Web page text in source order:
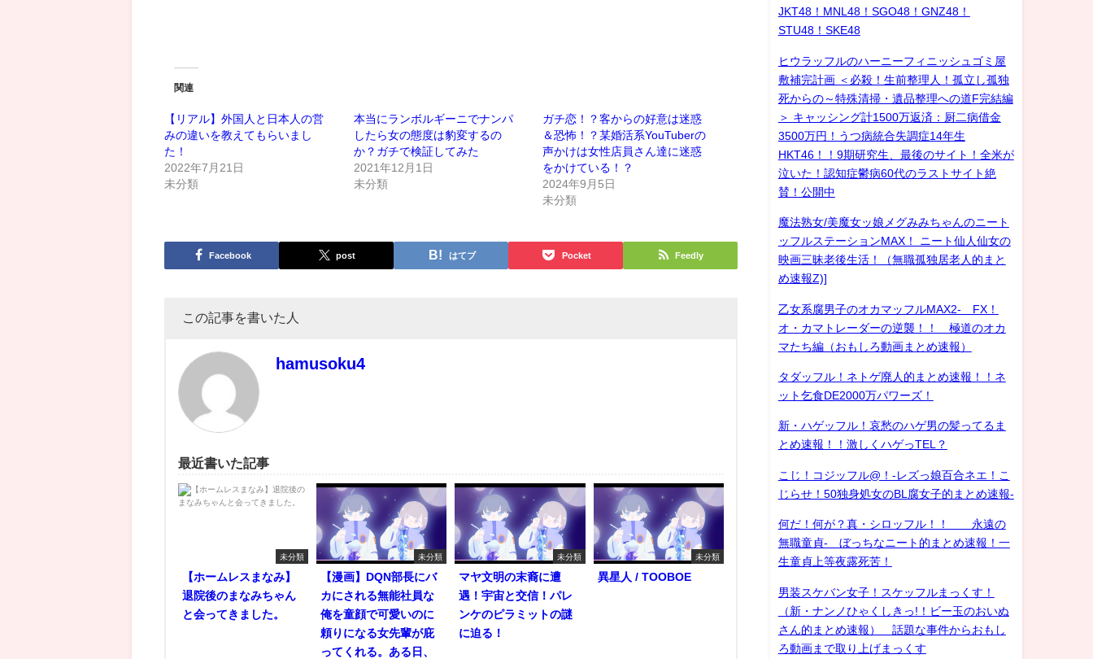
関連
【リアル】外国人と日本人の営
みの違いを教えてもらいまし
た！
2022年7月21日
未分類
本当にランボルギーニでナンパ
したら女の態度は豹変するの
か？ガチで検証してみた
2021年12月1日
未分類
ガチ恋！？客からの好意は迷惑
＆恐怖！？某婚活系YouTuberの
声かけは女性店員さん達に迷惑
をかけている！？
2024年9月5日
未分類
Facebook post はてブ Pocket Feedly
この記事を書いた人
hamusoku4
最近書いた記事
未分類
【ホームレスまなみ】
退院後のまなみちゃん
と会ってきました。
未分類
【漫画】DQN部長にバ
カにされる無能社員な
俺を童顔で可愛いのに
頼りになる女先輩が庇
ってくれる。ある日、
未分類
マヤ文明の末裔に遭
遇！宇宙と交信！パレ
ンケのピラミットの謎
に迫る！
未分類
異星人 / TOOBOE
JKT48！MNL48！SGO48！GNZ48！
STU48！SKE48
ヒウラッフルのハーニーフィニッシュゴミ屋
敷補完計画 ＜必殺！生前整理人！孤立し孤独
死からの～特殊清掃・遺品整理への道F完結編
＞ キャッシング計1500万返済：厨二病借金
3500万円！うつ病統合失調症14年生
HKT46！！9期研究生、最後のサイト！全米が
泣いた！認知症鬱病60代のラストサイト絶
賛！公開中
魔法熟女/美魔女ッ娘メグみみちゃんのニート
ッフルステーションMAX！ ニート仙人仙女の
映画三昧老後生活！（無職孤独居老人的まと
め速報Z)]
乙女系腐男子のオカマッフルMAX2- FX！
オ・カマトレーダーの逆襲！！ 極道のオカ
マたち編（おもしろ動画まとめ速報）
タダッフル！ネトゲ廃人的まとめ速報！！ネ
ット乞食DE2000万パワーズ！
新・ハゲッフル！哀愁のハゲ男の髪ってるま
とめ速報！！激しくハゲっTEL？
こじ！コジッフル@！-レズっ娘百合ネエ！こ
じらせ！50独身処女のBL腐女子的まとめ速報-
何だ！何が？真・シロッフル！！ 永遠の
無職童貞- ぼっちなニート的まとめ速報！一
生童貞上等夜露死苦！
男装スケバン女子！スケッフルまっくす！
（新・ナンノひゃくしきっ!！ビー玉のおいぬ
さん的まとめ速報） 話題な事件からおもし
ろ動画まで取り上げまっくす